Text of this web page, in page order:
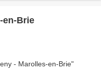
en-Brie